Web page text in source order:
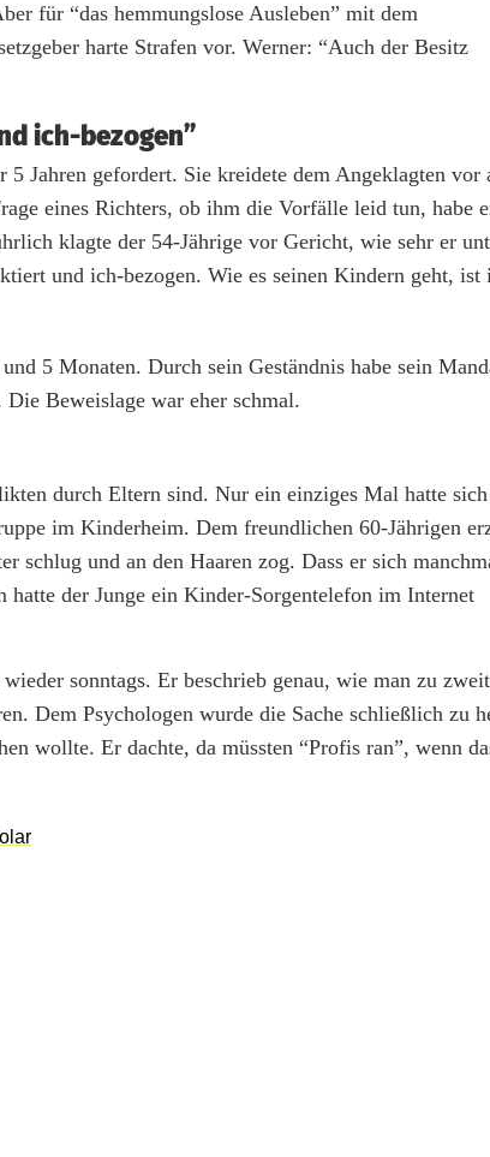
für “das hemmungslose Ausleben” mit dem
harte Strafen vor. Werner: “Auch der Besitz
ich-bezogen”
5 Jahren gefordert. Sie kreidete dem Angeklagten vor
eines Richters, ob ihm die Vorfälle leid tun, habe
klagte der 54-Jährige vor Gericht, wie sehr er
und ich-bezogen. Wie es seinen Kindern geht, ist
5 Monaten. Durch sein Geständnis habe sein
Beweislage war eher schmal.
durch Eltern sind. Nur ein einziges Mal hatte
im Kinderheim. Dem freundlichen 60-Jährigen
schlug und an den Haaren zog. Dass er sich
hatte der Junge ein Kinder-Sorgentelefon im Internet
sonntags. Er beschrieb genau, wie man zu
Dem Psychologen wurde die Sache schließlich zu
wollte. Er dachte, da müssten “Profis ran”, wenn